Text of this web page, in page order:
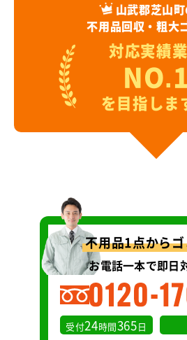
山武郡芝山
不用品回収・粗大
対応実績
NO.1
を目指しま
不用品1点から
お電話一本で即日
受付24時間365日